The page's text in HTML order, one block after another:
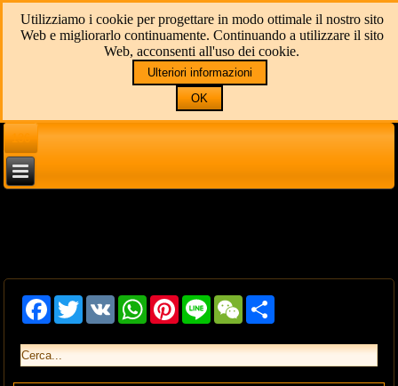
Utilizziamo i cookie per progettare in modo ottimale il nostro sito
Web e migliorarlo continuamente. Continuando a utilizzare il sito
Web, acconsenti all'uso dei cookie.
Ulteriori informazioni
OK
FacebookTwitterVK WhatsAppPinterest
Line WeChat